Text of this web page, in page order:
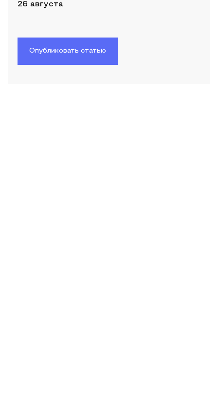
26 августа
Опубликовать статью